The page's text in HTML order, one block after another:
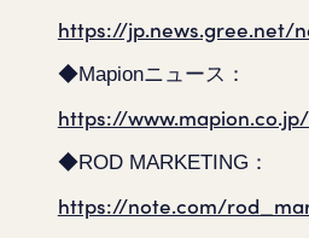
https://jp.news.gree.net/
◆Mapionニュース：
https://
◆ROD MARKETING：
https://note.com/